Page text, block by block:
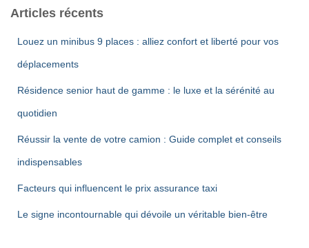
e
Articles récents
Louez un minibus 9 places : alliez confort et liberté pour vos
déplacements
Résidence senior haut de gamme : le luxe et la sérénité au
quotidien
Réussir la vente de votre camion : Guide complet et conseils
indispensables
Facteurs qui influencent le prix assurance taxi
Le signe incontournable qui dévoile un véritable bien-être